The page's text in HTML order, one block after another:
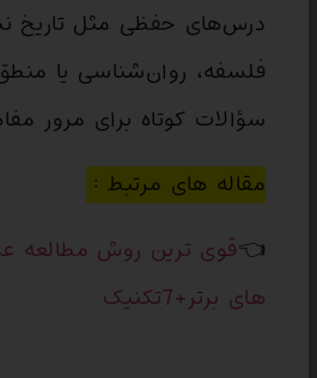
درس‌های حفظی مثل تاریخ
فلسفه، روان‌شناسی یا
سؤالات کوتاه برای مرور
مقاله های مرتبط :
👈قوی ترین روش مطالعه
های برتر+7تکنیک